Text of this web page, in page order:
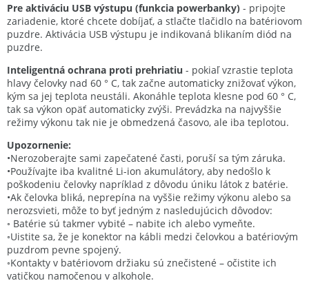
Pre aktiváciu USB výstupu (funkcia powerbanky) - pripojte
zariadenie, ktoré chcete dobíjať, a stlačte tlačidlo na batériovom
puzdre. Aktivácia USB výstupu je indikovaná blikaním diód na
puzdre.
Inteligentná ochrana proti prehriatiu - pokiaľ vzrastie teplota
hlavy čelovky nad 60 ° C, tak začne automaticky znižovať výkon,
kým sa jej teplota neustáli. Akonáhle teplota klesne pod 60 ° C,
tak sa výkon opäť automaticky zvýši. Prevádzka na najvyššie
režimy výkonu tak nie je obmedzená časovo, ale iba teplotou.
Upozornenie:
•Nerozoberajte sami zapečatené časti, poruší sa tým záruka.
•Používajte iba kvalitné Li-ion akumulátory, aby nedošlo k
poškodeniu čelovky napríklad z dôvodu úniku látok z batérie.
•Ak čelovka bliká, neprepína na vyššie režimy výkonu alebo sa
nerozsvieti, môže to byť jedným z nasledujúcich dôvodov:
◦ Batérie sú takmer vybité – nabite ich alebo vymeňte.
◦Uistite sa, že je konektor na kábli medzi čelovkou a batériovým
puzdrom pevne spojený.
◦Kontakty v batériovom držiaku sú znečistené – očistite ich
vatičkou namočenou v alkohole.